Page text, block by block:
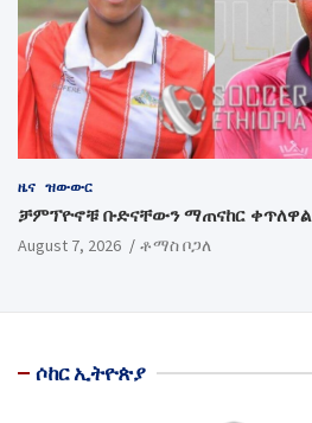
ዜና ዝውውር
ቻምፕዮኖቹ ቡድናቸውን ማጠናከር ቀጥለዋል
August 7, 2026 ቶማስ ቦጋለ
ሶከር ኢትዮጵያ